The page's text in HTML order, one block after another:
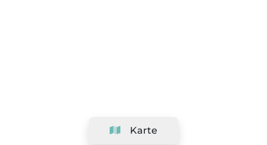
Karte